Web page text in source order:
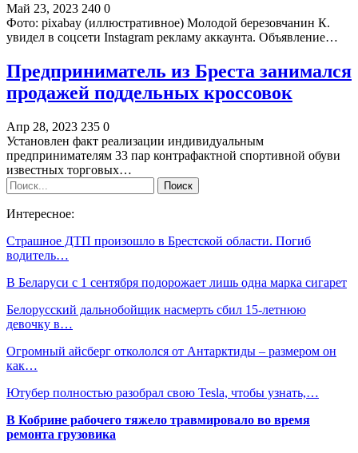
Май 23, 2023 240 0
Фото: pixabay (иллюстративное) Молодой березовчанин К.
увидел в соцсети Instagram рекламу аккаунта. Объявление…
Предприниматель из Бреста занимался
продажей поддельных кроссовок
Апр 28, 2023 235 0
Установлен факт реализации индивидуальным
предпринимателям 33 пар контрафактной спортивной обуви
известных торговых…
Интересное:
Страшное ДТП произошло в Брестской области. Погиб
водитель…
В Беларуси с 1 сентября подорожает лишь одна марка сигарет
Белорусский дальнобойщик насмерть сбил 15-летнюю
девочку в…
Огромный айсберг откололся от Антарктиды – размером он
как…
Ютубер полностью разобрал свою Tesla, чтобы узнать,…
В Кобрине рабочего тяжело травмировало во время
ремонта грузовика